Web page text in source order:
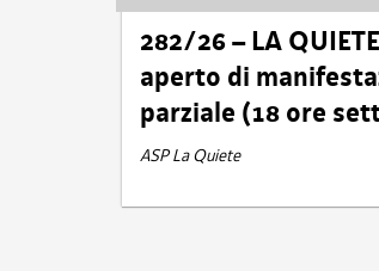
282/26 – LA
aperto di
parziale (18 ore
ASP La Quiete